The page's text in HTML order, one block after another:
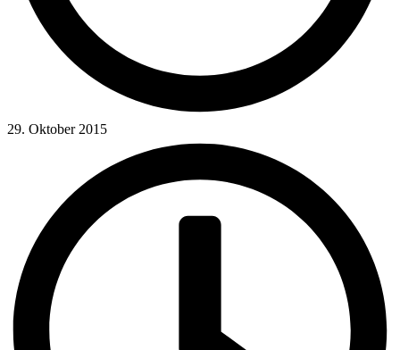
29. Oktober 2015